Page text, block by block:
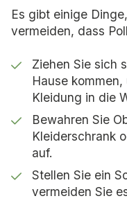
Es gibt einige
vermeiden, dass
Ziehen Sie sich
Hause
Kleidung in die
Bewahren Sie
Kleiderschrank
auf.
Stellen Sie ein
vermeiden Sie